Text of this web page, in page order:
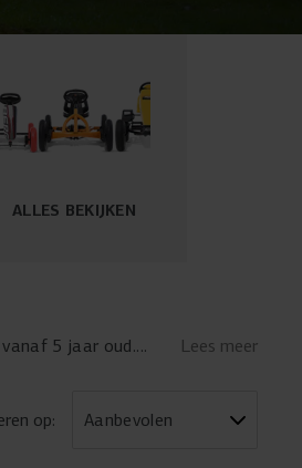
ALLES BEKIJKEN
5 jaar oud.
bij elke rit. En met
Lees meer
op: